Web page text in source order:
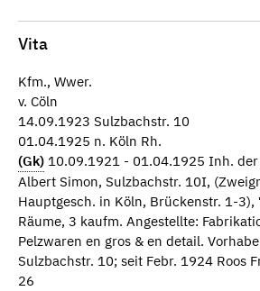
Vita
Kfm., Wwer.
v. Cöln
14.09.1923 Sulzbachstr. 10
01.04.1925 n. Köln Rh.
(Gk) 10.09.1921 - 01.04.1925 Inh. der
Albert Simon, Sulzbachstr. 10I,
Hauptgesch. in Köln, Brückenstr. 1-
Räume, 3 kaufm. Angestellte:
Pelzwaren en gros & en detail.
Sulzbachstr. 10; seit Febr. 1924 Roos
26